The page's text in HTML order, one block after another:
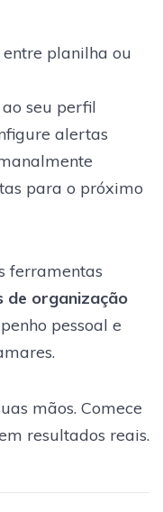
planilha ou
seu perfil
alertas
para o próximo
ferramentas
de organização
pessoal e
mãos. Comece
resultados reais.